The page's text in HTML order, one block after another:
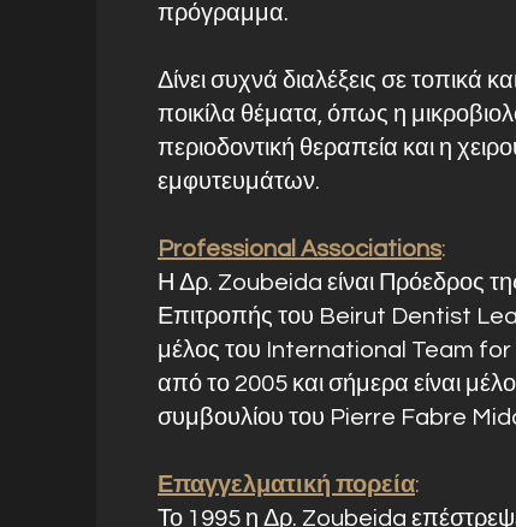
πρόγραμμα.
Δίνει συχνά διαλέξεις σε τοπικά
ποικίλα θέματα, όπως η
περιοδοντική θεραπεία και η
εμφυτευμάτων.
Professional Associations:
Η Δρ. Zoubeida είναι Πρόεδρος
Επιτροπής του Beirut Dentist
μέλος του International Team
από το 2005 και σήμερα είναι
συμβουλίου του Pierre Fabre
Επαγγελματική πορεία:
Το 1995 η Δρ. Zoubeida